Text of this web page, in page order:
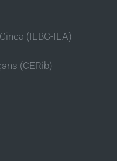
(IEBC-IEA)
(CERib)